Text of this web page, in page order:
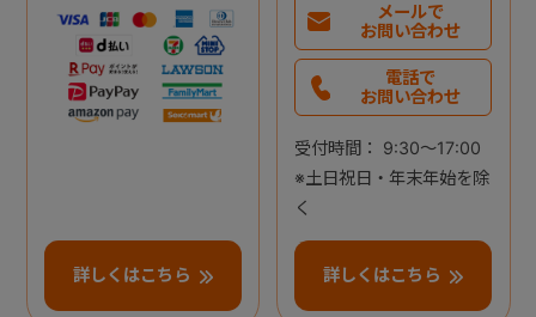
詳しくはこちら
メールで
お問い合わせ
電話で
お問い合わせ
受付時間： 9:30～17:00
※土日祝日・年末年始を除
く
詳しくはこちら